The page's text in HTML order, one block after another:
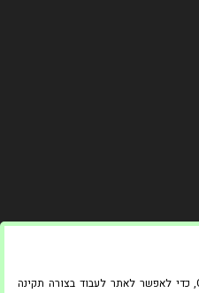
באתר זה אנו משתמשים בקבצי Cookies, כדי לאפשר לאתר לעבוד בצורה תקינה